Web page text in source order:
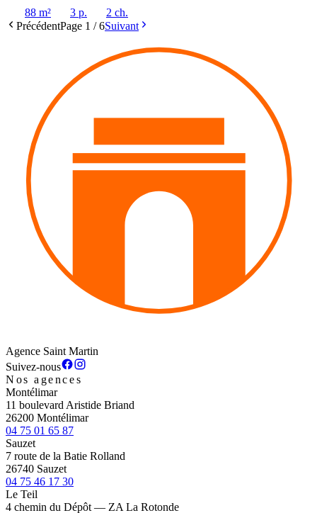
88 m²
3 p.
2 ch.
PrécédentPage 1 /6Suivant
Agence Saint Martin
Suivez-nous
Nos agences
Montélimar
11 boulevard Aristide Briand
26200 Montélimar
04 75 01 65 87
Sauzet
7 route de la Batie Rolland
26740 Sauzet
04 75 46 17 30
Le Teil
4 chemin du Dépôt — ZA La Rotonde